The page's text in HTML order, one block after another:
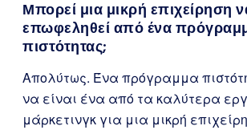
Μπορεί μια μικρή επιχείρηση
επωφεληθεί από ένα
πιστότητας;
Απολύτως. Ένα πρόγραμμα
να είναι ένα από τα καλύτερα
μάρκετινγκ για μια μικρή